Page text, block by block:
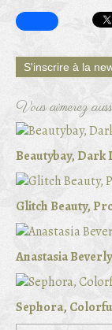
S'inscrire à la
Vous aimerez
Beautybay, Dark
Glitch Beauty,
Anastasia
Sephora,